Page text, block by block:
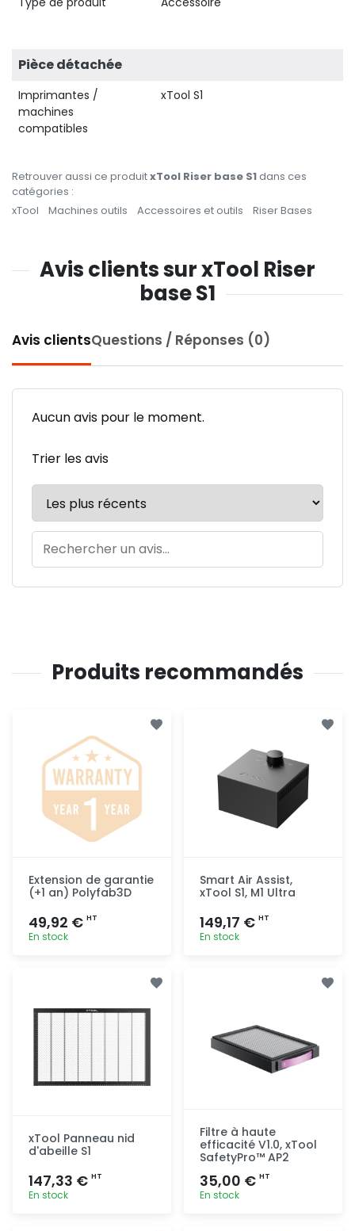
Pièce détachée
Imprimantes /
machines
compatibles
xTool S1
Retrouver aussi ce produitxTool Riser base S1dans ces
catégories :
xTool
Machines outils Accessoires et outils Riser Bases
Avis clients sur xTool Riser
base S1
Avis clientsQuestions / Réponses (0)
Aucun avis pour le moment.
Trier les avis
Produits recommandés
Extension de garantie
(+1 an) Polyfab3D
49,92 € HT
En stock
Smart Air Assist,
xTool S1, M1 Ultra
149,17 € HT
En stock
xTool Panneau nid
d'abeille S1
147,33 € HT
En stock
Filtre à haute
efficacité V1.0, xTool
SafetyPro™ AP2
35,00 € HT
En stock